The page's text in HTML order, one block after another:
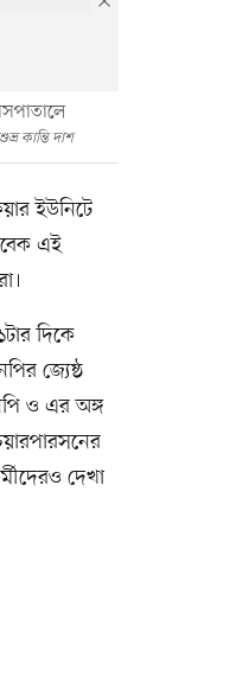
কান্তি দাশ
ইউনিটে
এই
দিকে
জ্যেষ্ঠ
ও এর অঙ্গ
দেখা